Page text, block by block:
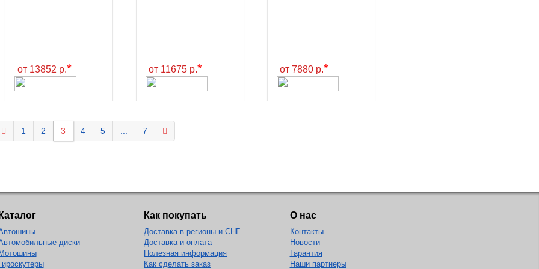
от 13852 р.* от 11675 р.* от 7880 р.*
1 2 3 4 5 7
Каталог
диски
Мотошины
Гироскутеры
Как покупать
Доставка в регионы и СНГ
Доставка и оплата
Полезная информация
Как сделать заказ
О нас
Контакты
Новости
Гарантия
Наши партнеры